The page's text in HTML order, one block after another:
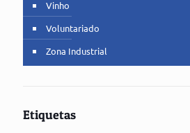
Vinho
Voluntariado
Zona Industrial
Etiquetas